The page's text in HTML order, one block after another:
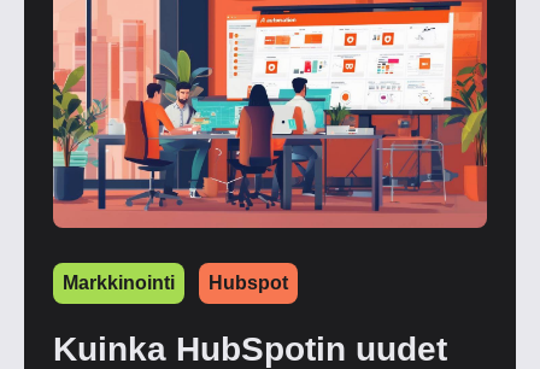
Markkinointi Hubspot
Kuinka HubSpotin uudet